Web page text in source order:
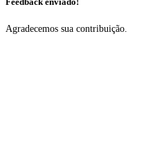
Agradecemos sua contribuição.